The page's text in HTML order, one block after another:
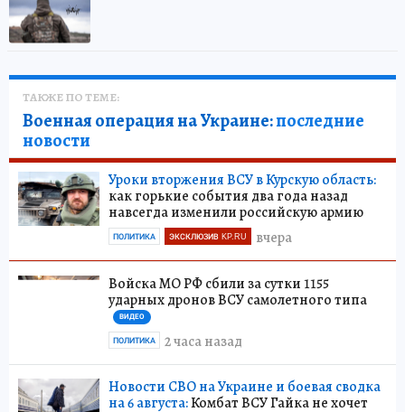
ТАКЖЕ ПО ТЕМЕ:
Военная операция на Украине:последние
новости
Уроки вторжения ВСУ в Курскую область:
как горькие события два года назад
навсегда изменили российскую армию
вчера
ПОЛИТИКА ЭКСКЛЮЗИВ KP.RU
Войска МО РФ сбили за сутки 1155
ударных дронов ВСУ самолетного типа
ВИДЕО
2 часа назад
ПОЛИТИКА
Новости СВО на Украине и боевая сводка
на 6 августа:Комбат ВСУ Гайка не хочет